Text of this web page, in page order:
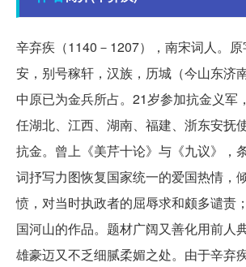
辛弃疾（1140－1207），南宋词人。
安，别号稼轩，汉族，历城（今山东济
中原已为金兵所占。21岁参加抗金义军
任湖北、江西、湖南、福建、浙东安抚
抗金。曾上《美芹十论》与《九议》，
词抒写力图恢复国家统一的爱国热情，
愤，对当时执政者的屈辱求和颇多谴责
国河山的作品。题材广阔又善化用前人
雄豪迈又不乏细腻柔媚之处。由于辛弃